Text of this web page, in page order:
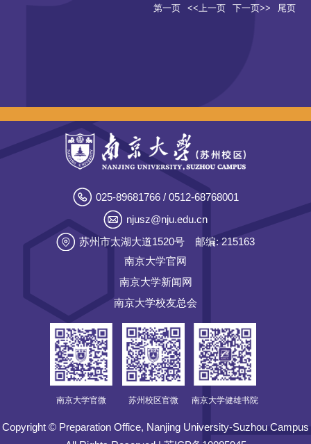
第一页 <<上一页 下一页>> 尾页
025-89681766 / 0512-68768001
njusz@nju.edu.cn
苏州市太湖大道1520号
邮编: 215163
南京大学官网
南京大学新闻网
南京大学校友总会
南京大学官微 苏州校区官微 南京大学健雄书院
Copyright © Preparation Office, Nanjing University-Suzhou Campus